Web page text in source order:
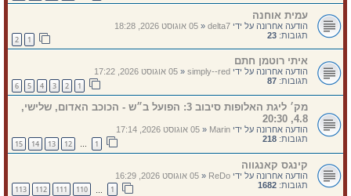
עמית אוחנה
הודעה אחרונה על ידי delta7
«05 אוגוסט 2026, 18:28
תגובות: 23
2
איתי רוטמן חתם
הודעה אחרונה על ידי simply--red
«05 אוגוסט 2026, 17:22
תגובות: 87
2
3
4
5
6
מק׳ ליגת האלופות סיבוב 3: הפועל ב״ש - הכוכב האדום, שלישי,
4.8, 20:30
הודעה אחרונה על ידי Marin
«05 אוגוסט 2026, 17:14
תגובות: 218
…
12
13
14
15
קינגס קאנגווה
הודעה אחרונה על ידי ReDo
«05 אוגוסט 2026, 16:29
תגובות: 1682
110
111
112
113